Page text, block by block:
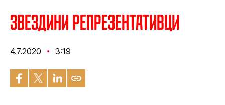
Звездини репрезентативци
4.7.2020 3:19